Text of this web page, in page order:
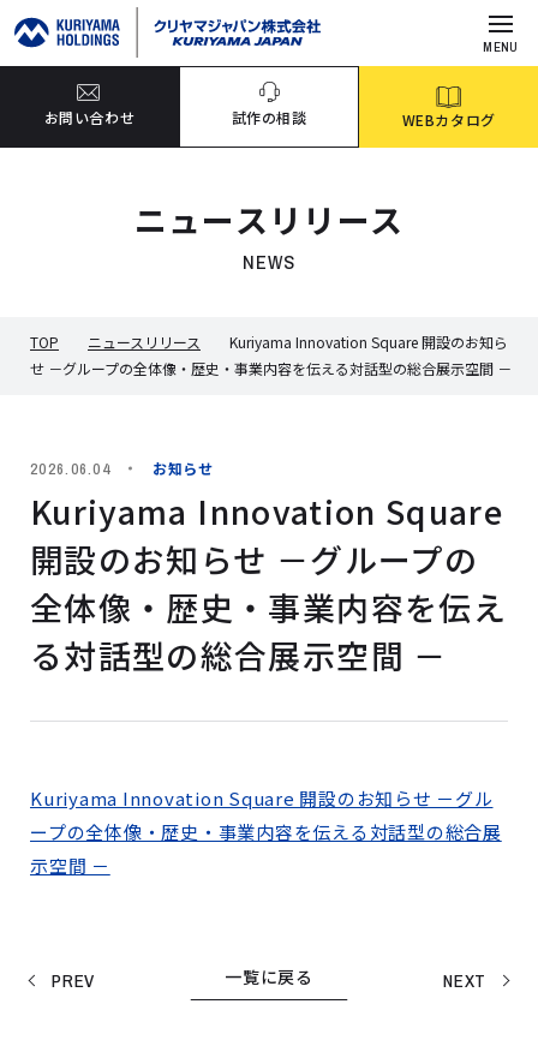
MENU
お問い合わせ 試作の相談 WEBカタログ
ニュースリリース
NEWS
TOP ニュースリリース
Kuriyama Innovation Square 開設のお知ら
せ －グループの全体像・歴史・事業内容を伝える対話型の総合展示空間 －
2026.06.04 お知らせ
Kuriyama Innovation Square
開設のお知らせ －グループの
全体像・歴史・事業内容を伝え
る対話型の総合展示空間 －
Kuriyama Innovation Square 開設のお知らせ －グル
ープの全体像・歴史・事業内容を伝える対話型の総合展
示空間 －
PREV NEXT
一覧に戻る